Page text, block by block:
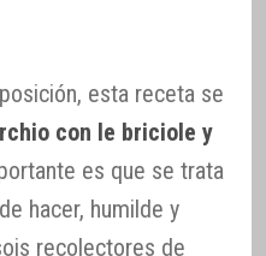
esta receta se
con le briciole y
es que se trata
hacer, humilde y
recolectores de